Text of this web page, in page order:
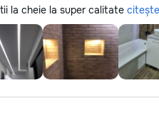
la cheie la super calitate